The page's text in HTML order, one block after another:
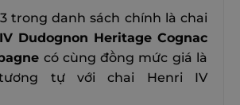
trong danh sách chính là chai
Dudognon Heritage Cognac
có cùng đồng mức giá là
tự với chai Henri IV